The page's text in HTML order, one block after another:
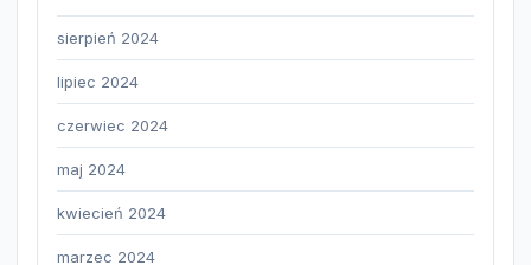
sierpień 2024
lipiec 2024
czerwiec 2024
maj 2024
kwiecień 2024
marzec 2024